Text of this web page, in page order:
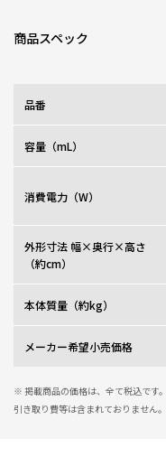
ニックネーム：よっしー さん
商品スペック
品番
容量（mL）
消費電力（W）
外形寸法 幅×奥行×高さ
（約cm）
本体質量（約kg）
メーカー希望小売価格
※ 掲載商品の価格は、全て税込です
引き取り費等は含まれておりません。